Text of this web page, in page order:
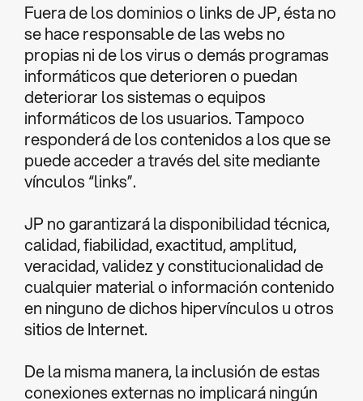
Fuera de los dominios o links de JP, ésta no
se hace responsable de las webs no
propias ni de los virus o demás programas
informáticos que deterioren o puedan
deteriorar los sistemas o equipos
informáticos de los usuarios. Tampoco
responderá de los contenidos a los que se
puede acceder a través del site mediante
vínculos “links”.
JP no garantizará la disponibilidad técnica,
calidad, fiabilidad, exactitud, amplitud,
veracidad, validez y constitucionalidad de
cualquier material o información contenido
en ninguno de dichos hipervínculos u otros
sitios de Internet.
De la misma manera, la inclusión de estas
conexiones externas no implicará ningún